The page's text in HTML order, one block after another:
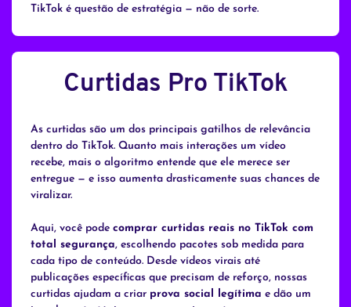
TikTok é questão de estratégia — não de sorte.
Curtidas Pro TikTok
As curtidas são um dos principais gatilhos de relevância
dentro do TikTok. Quanto mais interações um vídeo
recebe, mais o algoritmo entende que ele merece ser
entregue — e isso aumenta drasticamente suas chances de
viralizar.
Aqui, você pode comprar curtidas reais no TikTok com
total segurança, escolhendo pacotes sob medida para
cada tipo de conteúdo. Desde vídeos virais até
publicações específicas que precisam de reforço, nossas
curtidas ajudam a criar prova social legítima e dão um